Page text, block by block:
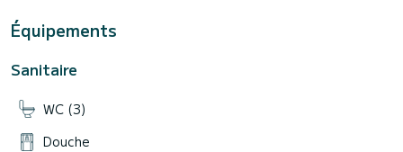
Équipements
Sanitaire
WC (3)
Douche